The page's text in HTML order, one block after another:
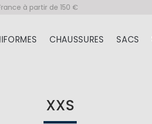
à partir de 150 €
CHAUSSURES SACS
XXS